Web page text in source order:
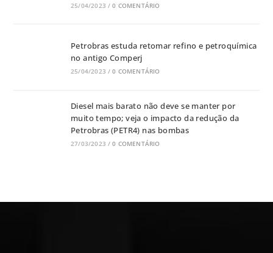
25/04/2023 / 0 COMENTÁRIO
Petrobras estuda retomar refino e petroquímica
no antigo Comperj
25/04/2023 / 0 COMENTÁRIO
Diesel mais barato não deve se manter por
muito tempo; veja o impacto da redução da
Petrobras (PETR4) nas bombas
27/03/2023 / 0 COMENTÁRIO